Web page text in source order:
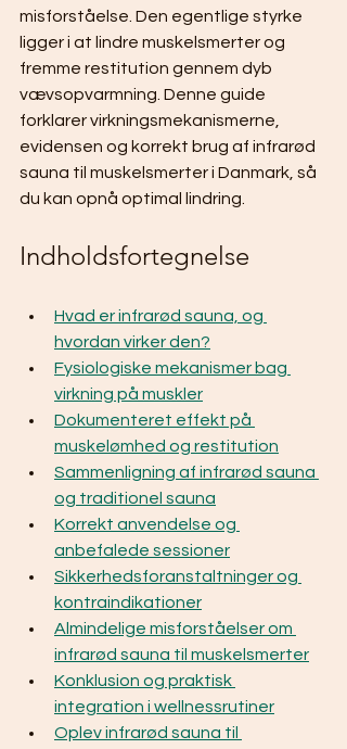
misforståelse. Den egentlige styrke
ligger i at lindre muskelsmerter og
fremme restitution gennem dyb
vævsopvarmning. Denne guide
forklarer virkningsmekanismerne,
evidensen og korrekt brug af infrarød
sauna til muskelsmerter i Danmark, så
du kan opnå optimal lindring.
Indholdsfortegnelse
Hvad er infrarød sauna, og
hvordan virker den?
Fysiologiske mekanismer bag
virkning på muskler
Dokumenteret effekt på
muskelømhed og restitution
Sammenligning af infrarød sauna
og traditionel sauna
Korrekt anvendelse og
anbefalede sessioner
Sikkerhedsforanstaltninger og
kontraindikationer
Almindelige misforståelser om
infrarød sauna til muskelsmerter
Konklusion og praktisk
integration i wellnessrutiner
Oplev infrarød sauna til